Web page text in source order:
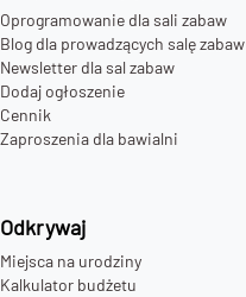
Oprogramowanie dla sali zabaw
Blog dla prowadzących salę zabaw
Newsletter dla sal zabaw
Dodaj ogłoszenie
Cennik
Zaproszenia dla bawialni
Odkrywaj
Miejsca na urodziny
Kalkulator budżetu